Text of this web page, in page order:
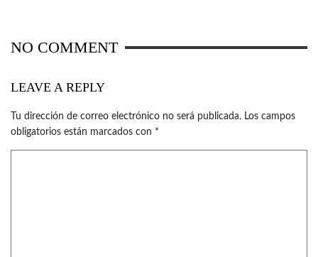
NO COMMENT
LEAVE A REPLY
Tu dirección de correo electrónico no será publicada. Los campos
obligatorios están marcados con *